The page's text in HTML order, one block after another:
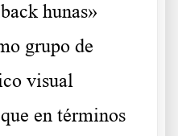
hunas»
grupo de
visual
en términos